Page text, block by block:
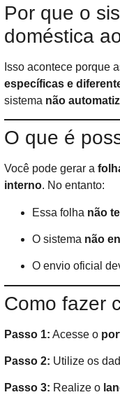
Por que o
doméstica
Isso acontece porque
específicas e
sistema não
O que é
Você pode gerar a
interno. No entanto:
Essa folha não
O sistema não
O envio oficial
Como fazer
Passo 1: Acesse o
Passo 2: Utilize os
Passo 3: Realize o